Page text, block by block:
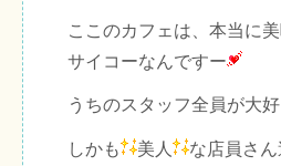
ここのカフェは、本当に
サイコーなんですー
うちのスタッフ全員が大
しかも 美人
な店員さん